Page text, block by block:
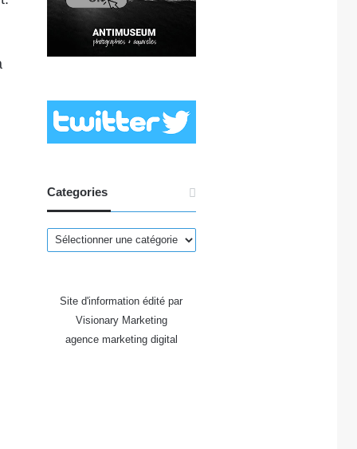
Categories
Categories
Site d'information édité par
Visionary Marketing
agence marketing digital